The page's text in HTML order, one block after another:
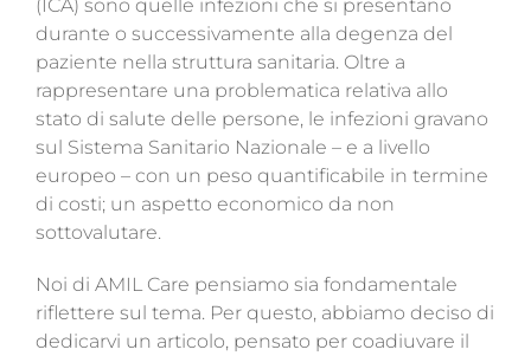
(ICA) sono quelle infezioni che si presentano
durante o successivamente alla degenza del
paziente nella struttura sanitaria. Oltre a
rappresentare una problematica relativa allo
stato di salute delle persone, le infezioni gravano
sul Sistema Sanitario Nazionale – e a livello
europeo – con un peso quantificabile in termine
di costi; un aspetto economico da non
sottovalutare.
Noi di AMIL Care pensiamo sia fondamentale
riflettere sul tema. Per questo, abbiamo deciso di
dedicarvi un articolo, pensato per coadiuvare il